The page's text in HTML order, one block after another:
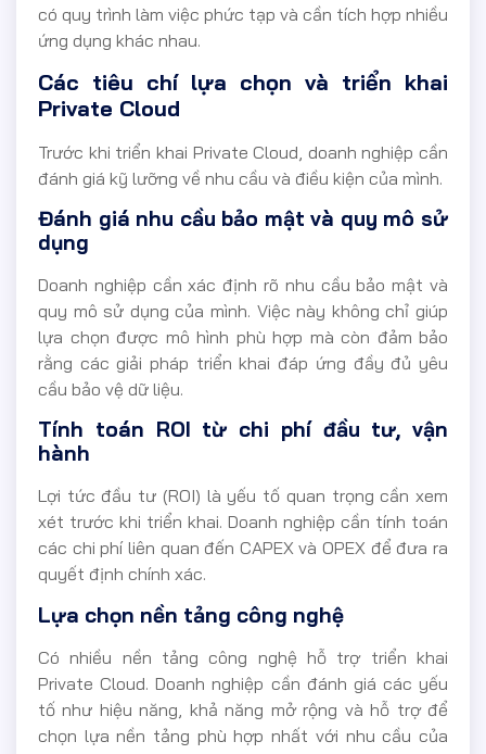
có quy trình làm việc phức tạp và cần tích hợp nhiều
ứng dụng khác nhau.
Các tiêu chí lựa chọn và triển khai
Private Cloud
Trước khi triển khai Private Cloud, doanh nghiệp cần
đánh giá kỹ lưỡng về nhu cầu và điều kiện của mình.
Đánh giá nhu cầu bảo mật và quy mô sử
dụng
Doanh nghiệp cần xác định rõ nhu cầu bảo mật và
quy mô sử dụng của mình. Việc này không chỉ giúp
lựa chọn được mô hình phù hợp mà còn đảm bảo
rằng các giải pháp triển khai đáp ứng đầy đủ yêu
cầu bảo vệ dữ liệu.
Tính toán ROI từ chi phí đầu tư, vận
hành
Lợi tức đầu tư (ROI) là yếu tố quan trọng cần xem
xét trước khi triển khai. Doanh nghiệp cần tính toán
các chi phí liên quan đến CAPEX và OPEX để đưa ra
quyết định chính xác.
Lựa chọn nền tảng công nghệ
Có nhiều nền tảng công nghệ hỗ trợ triển khai
Private Cloud. Doanh nghiệp cần đánh giá các yếu
tố như hiệu năng, khả năng mở rộng và hỗ trợ để
chọn lựa nền tảng phù hợp nhất với nhu cầu của